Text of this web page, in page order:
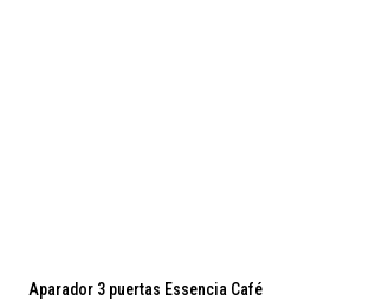
Aparador 3 puertas Essencia Café